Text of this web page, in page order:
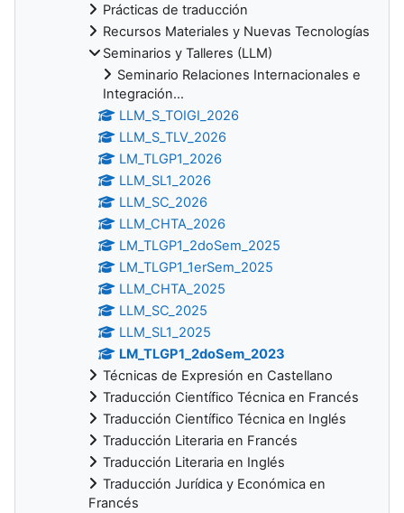
Prácticas de traducción
Recursos Materiales y Nuevas Tecnologías
Seminarios y Talleres (LLM)
Seminario Relaciones Internacionales e
Integración...
LLM_S_TOIGI_2026
LLM_S_TLV_2026
LM_TLGP1_2026
LLM_SL1_2026
LLM_SC_2026
LLM_CHTA_2026
LM_TLGP1_2doSem_2025
LM_TLGP1_1erSem_2025
LLM_CHTA_2025
LLM_SC_2025
LLM_SL1_2025
LM_TLGP1_2doSem_2023
Técnicas de Expresión en Castellano
Traducción Científico Técnica en Francés
Traducción Científico Técnica en Inglés
Traducción Literaria en Francés
Traducción Literaria en Inglés
Traducción Jurídica y Económica en
Francés